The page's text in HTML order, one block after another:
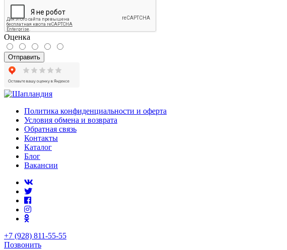
Оценка
Отправить
Политика конфиденциальности и оферта
Условия обмена и возврата
Обратная связь
Контакты
Каталог
Блог
Вакансии
+7 (928) 811-55-55
Позвонить